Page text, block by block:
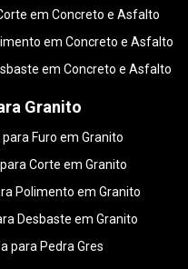
em Concreto e Asfalto
em Concreto e Asfalto
em Concreto e Asfalto
Granito
Furo em Granito
Corte em Granito
Polimento em Granito
Desbaste em Granito
para Pedra Gres